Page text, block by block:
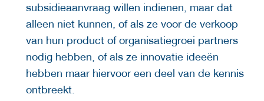
subsidieaanvraag willen indienen, maar dat
alleen niet kunnen, of als ze voor de verkoop
van hun product of organisatiegroei partners
nodig hebben, of als ze innovatie ideeën
hebben maar hiervoor een deel van de kennis
ontbreekt.